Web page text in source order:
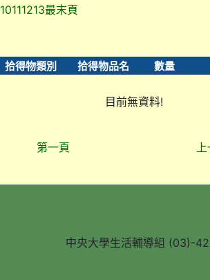
10111213最末頁
拾得物類別 拾得物品名 數量
目前無資料!
第一頁 上
中央大學生活輔導組 (03)-